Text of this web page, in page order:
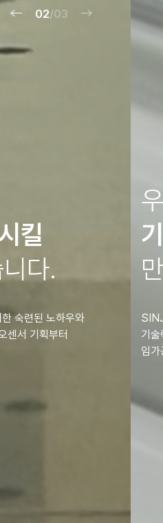
안정
기술력으로
만족을 드리겠
SINJIN-HI는 Bio Sensor에 제작
기술력으로고객사를 기다립니다.
임가공에 최상의 서비스를 구현합
02/03